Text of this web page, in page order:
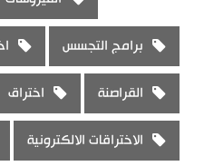
برامج التجسس
القراصنة اختراق
الاختراقات الالكترونية